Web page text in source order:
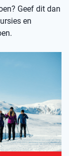
Geef dit dan
en